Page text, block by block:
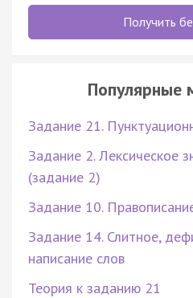
Получить
Популярные
Задание 21.
Задание 2. Лексическое
(задание 2)
Задание 10.
Задание 14. Слитное,
написание слов
Теория к заданию 21